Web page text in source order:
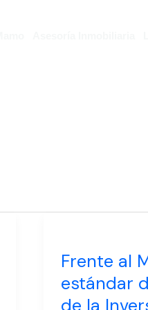
Frente al
estándar
de la
Mar,
El
estándar